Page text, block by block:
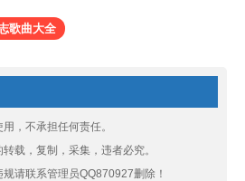
歌曲大全
，不承担任何责任。
载，复制，采集，违者必究。
请联系管理员QQ870927删除！